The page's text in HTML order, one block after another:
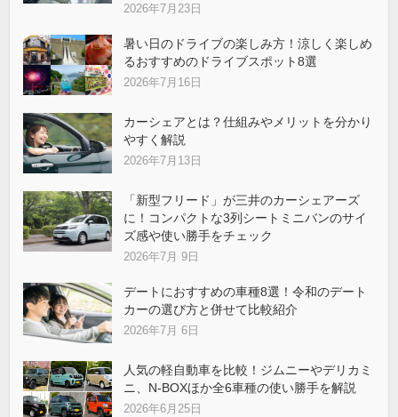
2026年7月23日
暑い日のドライブの楽しみ方！涼しく楽しめ
るおすすめのドライブスポット8選
2026年7月16日
カーシェアとは？仕組みやメリットを分かり
やすく解説
2026年7月13日
「新型フリード」が三井のカーシェアーズ
に！コンパクトな3列シートミニバンのサイ
ズ感や使い勝手をチェック
2026年7月 9日
デートにおすすめの車種8選！令和のデート
カーの選び方と併せて比較紹介
2026年7月 6日
人気の軽自動車を比較！ジムニーやデリカミ
ニ、N-BOXほか全6車種の使い勝手を解説
2026年6月25日